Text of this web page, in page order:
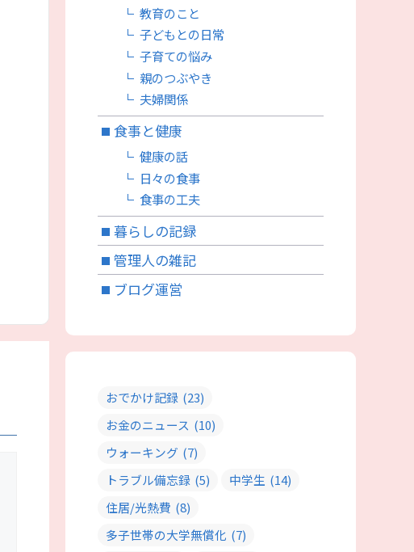
教育のこと
子どもとの日常
子育ての悩み
親のつぶやき
夫婦関係
食事と健康
健康の話
日々の食事
食事の工夫
暮らしの記録
管理人の雑記
ブログ運営
おでかけ記録 (23)
お金のニュース (10)
ウォーキング (7)
トラブル備忘録 (5) 中学生 (14)
住居/光熱費 (8)
多子世帯の大学無償化 (7)